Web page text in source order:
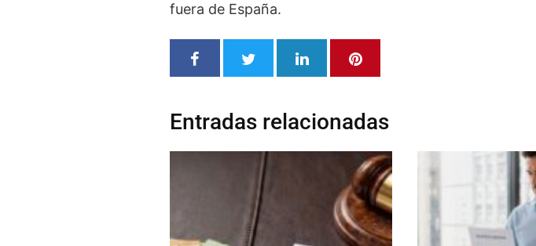
fuera de España.
Entradas relacionadas